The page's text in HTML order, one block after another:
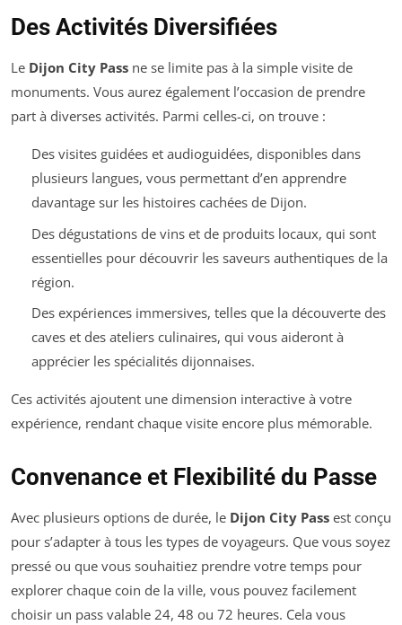
Des Activités Diversifiées
Le Dijon City Pass ne se limite pas à la simple visite de
monuments. Vous aurez également l’occasion de prendre
part à diverses activités. Parmi celles-ci, on trouve :
Des visites guidées et audioguidées, disponibles dans
plusieurs langues, vous permettant d’en apprendre
davantage sur les histoires cachées de Dijon.
Des dégustations de vins et de produits locaux, qui sont
essentielles pour découvrir les saveurs authentiques de la
région.
Des expériences immersives, telles que la découverte des
caves et des ateliers culinaires, qui vous aideront à
apprécier les spécialités dijonnaises.
Ces activités ajoutent une dimension interactive à votre
expérience, rendant chaque visite encore plus mémorable.
Convenance et Flexibilité du Passe
Avec plusieurs options de durée, le Dijon City Pass est conçu
pour s’adapter à tous les types de voyageurs. Que vous soyez
pressé ou que vous souhaitiez prendre votre temps pour
explorer chaque coin de la ville, vous pouvez facilement
choisir un pass valable 24, 48 ou 72 heures. Cela vous